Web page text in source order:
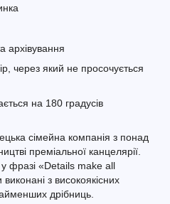
архівування
через який не просочується
на 180 градусів
сімейна компанія з понад
преміальної канцелярії.
фразі «Details make all
з високоякісних
дрібниць.